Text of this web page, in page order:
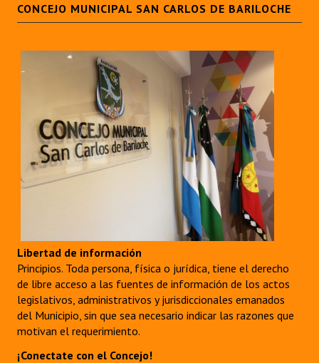
CONCEJO MUNICIPAL SAN CARLOS DE BARILOCHE
Libertad de información
Principios. Toda persona, física o jurídica, tiene el derecho
de libre acceso a las fuentes de información de los actos
legislativos, administrativos y jurisdiccionales emanados
del Municipio, sin que sea necesario indicar las razones que
motivan el requerimiento.
¡Conectate con el Concejo!